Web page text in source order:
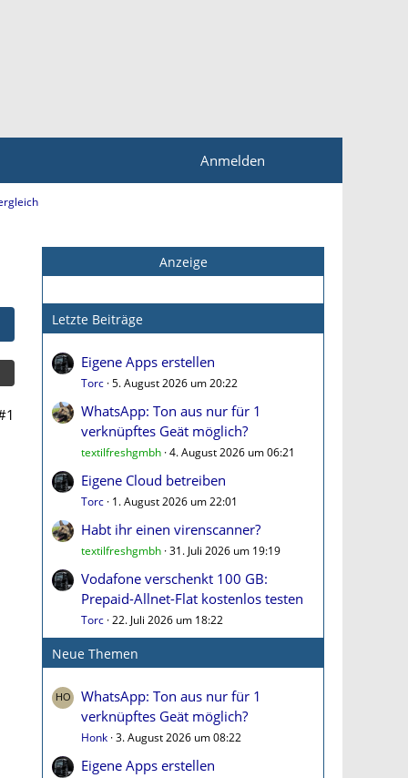
Anmelden
Anzeige
Letzte Beiträge
Eigene Apps erstellen
Torc 5. August 2026 um 20:22
WhatsApp: Ton aus nur für 1
verknüpftes Geät möglich?
textilfreshgmbh 4. August 2026 um 06:21
Eigene Cloud betreiben
Torc 1. August 2026 um 22:01
Habt ihr einen virenscanner?
textilfreshgmbh 31. Juli 2026 um 19:19
Vodafone verschenkt 100 GB:
Prepaid-Allnet-Flat kostenlos testen
Torc 22. Juli 2026 um 18:22
Neue Themen
WhatsApp: Ton aus nur für 1
verknüpftes Geät möglich?
Honk 3. August 2026 um 08:22
Eigene Apps erstellen